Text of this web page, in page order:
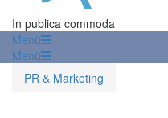
In publica commoda
Menü
Menü
PR & Marketing